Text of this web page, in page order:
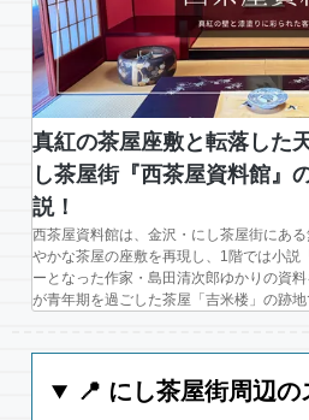
真紅の茶屋座敷と転落した
し茶屋街『西茶屋資料館』
説！
西茶屋資料館は、金沢・にし茶屋街にあ
やかな茶屋の座敷を再現し、1階では小説
ーとなった作家・島田清次郎ゆかりの資
が青年期を過ごした茶屋「吉米楼」の跡地
📍 にし茶屋街周辺の